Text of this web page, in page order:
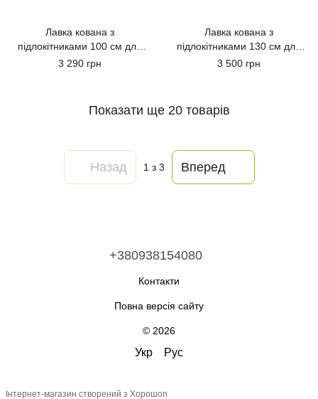
Лавка кована з
підлокітниками 100 см для
вулиці
3 290 грн
Лавка кована з
підлокітниками 130 см для
вулиці
3 500 грн
Показати ще 20 товарів
Назад 1 з 3 Вперед
+380938154080
Контакти
Повна версія сайту
© 2026
Укр Рус
Інтернет-магазин створений з Хорошоп